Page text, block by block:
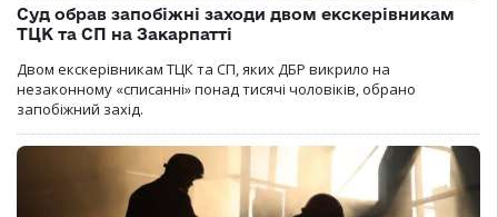
Суд обрав запобіжні заходи двом екскерівникам
ТЦК та СП на Закарпатті
Двом екскерівникам ТЦК та СП, яких ДБР викрило на
незаконному «списанні» понад тисячі чоловіків, обрано
запобіжний захід.